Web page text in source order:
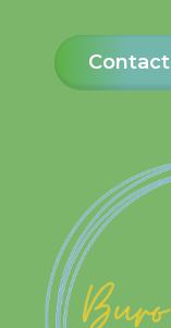
Contact